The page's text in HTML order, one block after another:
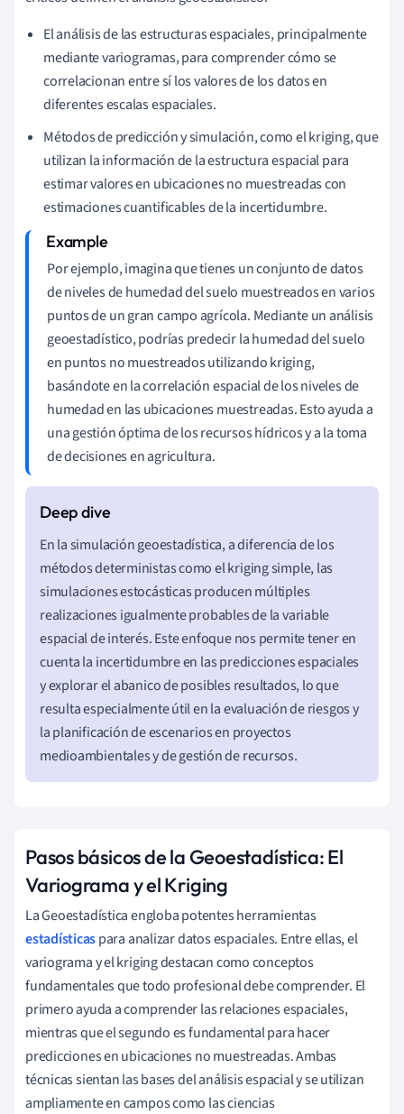
El análisis de las estructuras espaciales, principalmente
mediante variogramas, para comprender cómo se
correlacionan entre sí los valores de los datos en
diferentes escalas espaciales.
Métodos de predicción y simulación, como el kriging, que
utilizan la información de la estructura espacial para
estimar valores en ubicaciones no muestreadas con
estimaciones cuantificables de la incertidumbre.
Por ejemplo, imagina que tienes un conjunto de datos
de niveles de humedad del suelo muestreados en varios
puntos de un gran campo agrícola. Mediante un análisis
geoestadístico, podrías predecir la humedad del suelo
en puntos no muestreados utilizando kriging,
basándote en la correlación espacial de los niveles de
humedad en las ubicaciones muestreadas. Esto ayuda a
una gestión óptima de los recursos hídricos y a la toma
de decisiones en agricultura.
En la simulación geoestadística, a diferencia de los
métodos deterministas como el kriging simple, las
simulaciones estocásticas producen múltiples
realizaciones igualmente probables de la variable
espacial de interés. Este enfoque nos permite tener en
cuenta la incertidumbre en las predicciones espaciales
y explorar el abanico de posibles resultados, lo que
resulta especialmente útil en la evaluación de riesgos y
la planificación de escenarios en proyectos
medioambientales y de gestión de recursos.
Pasos básicos de la Geoestadística: El
Variograma y el Kriging
La Geoestadística engloba potentes herramientas
estadísticaspara analizar datos espaciales. Entre ellas, el
variograma y el kriging destacan como conceptos
fundamentales que todo profesional debe comprender. El
primero ayuda a comprender las relaciones espaciales,
mientras que el segundo es fundamental para hacer
predicciones en ubicaciones no muestreadas. Ambas
técnicas sientan las bases del análisis espacial y se utilizan
ampliamente en campos como las ciencias